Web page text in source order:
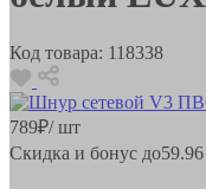
Код товара: 118338
789₽/ шт
Скидка и бонус до59.96